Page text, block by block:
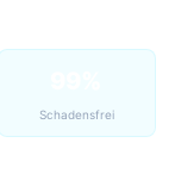
Schadensfrei